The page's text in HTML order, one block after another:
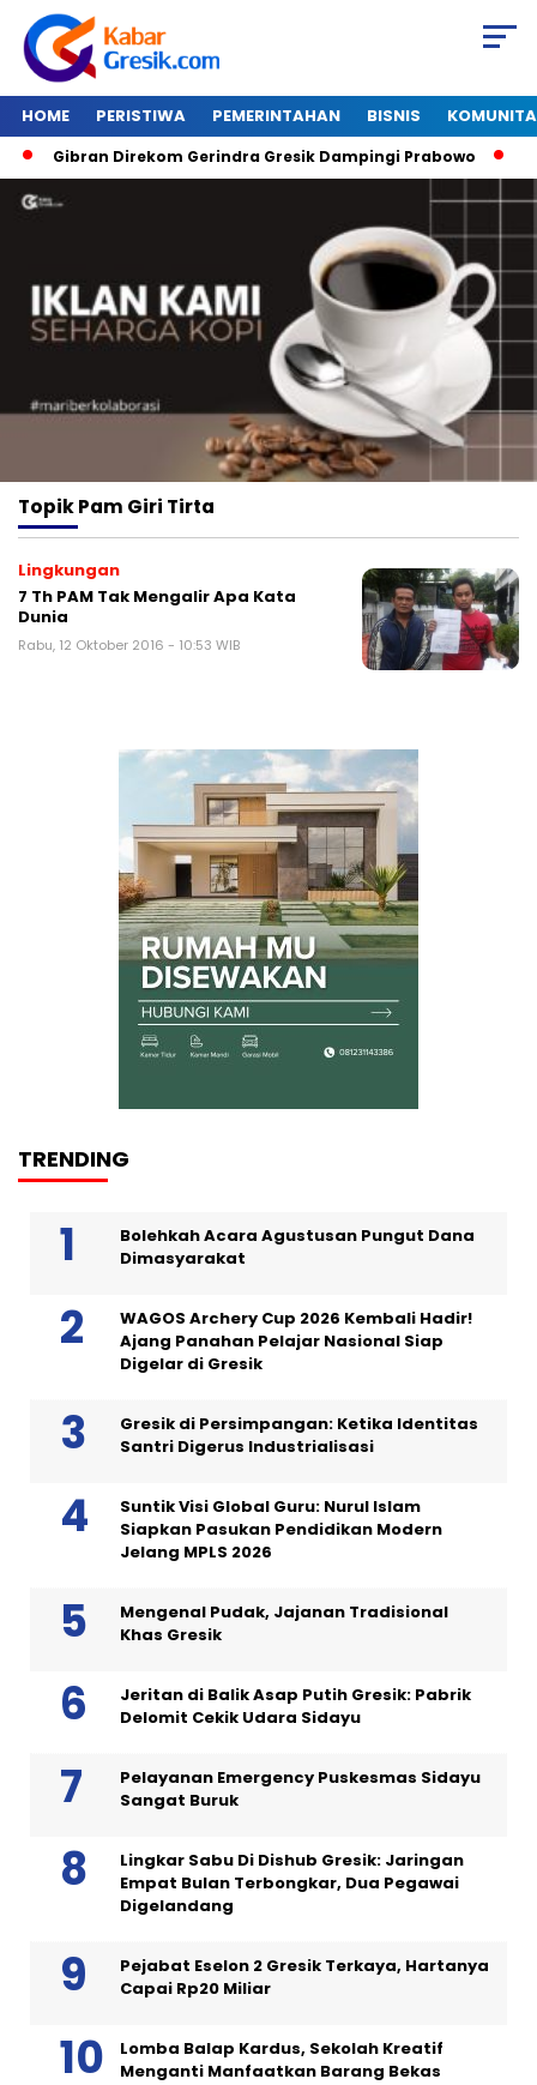
HOME PERISTIWA PEMERINTAHAN BISNIS
Gibran Direkom Gerindra Gresik Dampingi Prabowo
TopikPam Giri Tirta
Lingkungan
7 Th PAM Tak Mengalir Apa Kata
Dunia
Rabu, 12 Oktober 2016 - 10:53 WIB
TRENDING
Bolehkah Acara Agustusan Pungut Dana
Dimasyarakat
WAGOS Archery Cup 2026 Kembali Hadir!
Ajang Panahan Pelajar Nasional Siap
Digelar di Gresik
Gresik di Persimpangan: Ketika Identitas
Santri Digerus Industrialisasi
Suntik Visi Global Guru: Nurul Islam
Siapkan Pasukan Pendidikan Modern
Jelang MPLS 2026
Mengenal Pudak, Jajanan Tradisional
Khas Gresik
Jeritan di Balik Asap Putih Gresik: Pabrik
Delomit Cekik Udara Sidayu
Pelayanan Emergency Puskesmas Sidayu
Sangat Buruk
Lingkar Sabu Di Dishub Gresik: Jaringan
Empat Bulan Terbongkar, Dua Pegawai
Digelandang
Pejabat Eselon 2 Gresik Terkaya, Hartanya
Capai Rp20 Miliar
Lomba Balap Kardus, Sekolah Kreatif
Menganti Manfaatkan Barang Bekas